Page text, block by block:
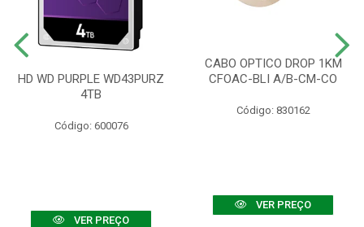
HD WD PURPLE WD43PURZ
4TB
Código: 600076
VER PREÇO
CABO OPTICO DROP 1KM
CFOAC-BLI A/B-CM-CO
Código: 830162
VER PREÇO